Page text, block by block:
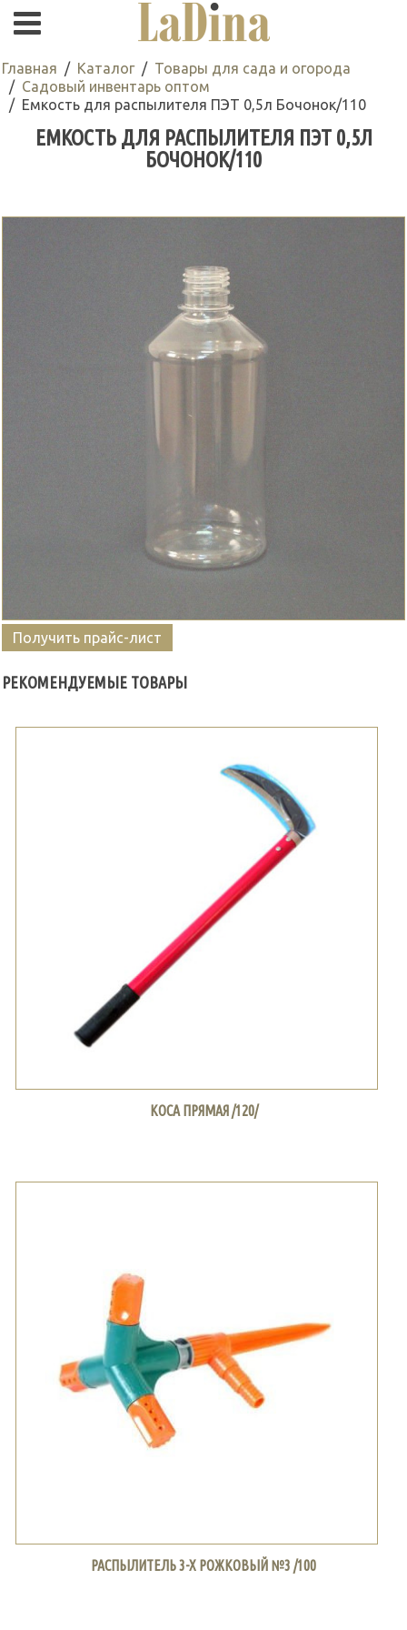
Главная Каталог
Товары для сада и огорода
Садовый инвентарь оптом
Емкость для распылителя ПЭТ 0,5л Бочонок/110
ЕМКОСТЬ ДЛЯ РАСПЫЛИТЕЛЯ ПЭТ 0,5Л
БОЧОНОК/110
Получить прайс-лист
РЕКОМЕНДУЕМЫЕ ТОВАРЫ
КОСА ПРЯМАЯ /120/
РАСПЫЛИТЕЛЬ 3-Х РОЖКОВЫЙ №3 /100